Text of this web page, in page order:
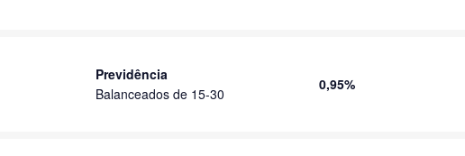
Previdência
Balanceados de 15-30
0,95%